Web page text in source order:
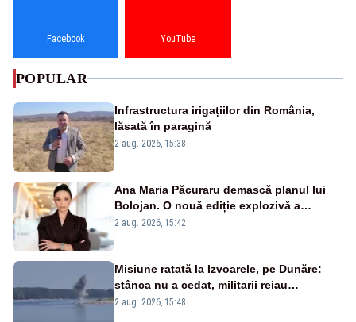
Facebook YouTube
POPULAR
Infrastructura irigațiilor din România,
lăsată în paragină
2 aug. 2026, 15:38
Ana Maria Păcuraru demască planul lui
Bolojan. O nouă ediție explozivă a
emisiunii „Miza Zilei” la Realitatea PLUS
2 aug. 2026, 15:42
Misiune ratată la Izvoarele, pe Dunăre:
stânca nu a cedat, militarii reiau
detonările luni – VIDEO
2 aug. 2026, 15:48